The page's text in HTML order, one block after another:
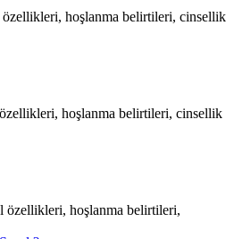
özellikleri, hoşlanma belirtileri, cinsellik
hoşlanma belirtileri, cinsellik
özellikleri, hoşlanma belirtileri,